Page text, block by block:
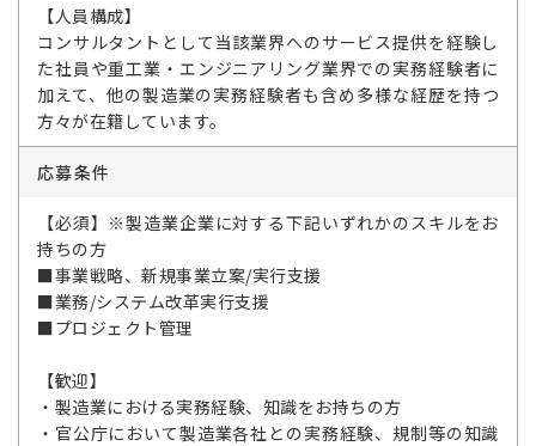
【人員構成】
コンサルタントとして当該業界へのサービス提供を経験し
た社員や重工業・エンジニアリング業界での実務経験者に
加えて、他の製造業の実務経験者も含め多様な経歴を持つ
方々が在籍しています。
応募条件
【必須】※製造業企業に対する下記いずれかのスキルをお
持ちの方
■事業戦略、新規事業立案/実行支援
■業務/システム改革実行支援
■プロジェクト管理
【歓迎】
・製造業における実務経験、知識をお持ちの方
・官公庁において製造業各社との実務経験、規制等の知識